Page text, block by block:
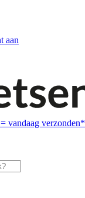
aan
vandaag verzonden*